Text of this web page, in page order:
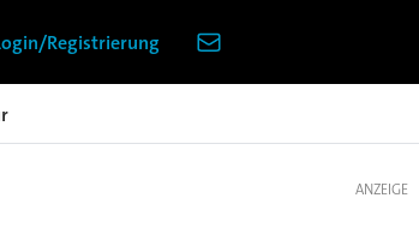
Registrierung
ANZEIGE